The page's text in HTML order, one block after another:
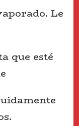
Le
que esté